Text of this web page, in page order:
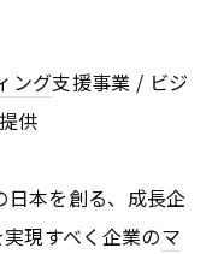
ング支援事業 / ビジ
供
本を創る、成長企
現すべく企業のマ